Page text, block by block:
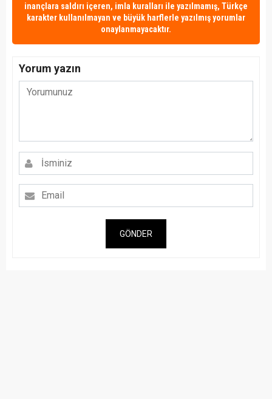
inançlara saldırı içeren, imla kuralları ile yazılmamış, Türkçe
karakter kullanılmayan ve büyük harflerle yazılmış yorumlar
onaylanmayacaktır.
Yorum yazın
GÖNDER